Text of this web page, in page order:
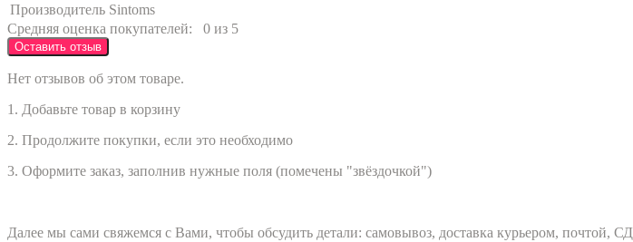
Производитель Sintoms
Средняя оценка покупателей:
0 из 5
Оставить отзыв
Нет отзывов об этом товаре.
1. Добавьте товар в корзину
2. Продолжите покупки, если это необходимо
3. Оформите заказ, заполнив нужные поля (помечены "звёздочкой")
Далее мы сами свяжемся с Вами, чтобы обсудить детали: самовывоз, доставка курьером, почтой,